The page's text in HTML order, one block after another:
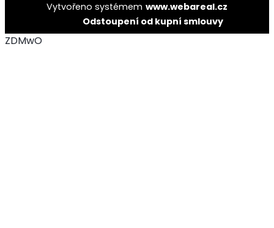
Vytvořeno systémem www.webareal.cz
Odstoupení od kupní smlouvy
ZDMwO